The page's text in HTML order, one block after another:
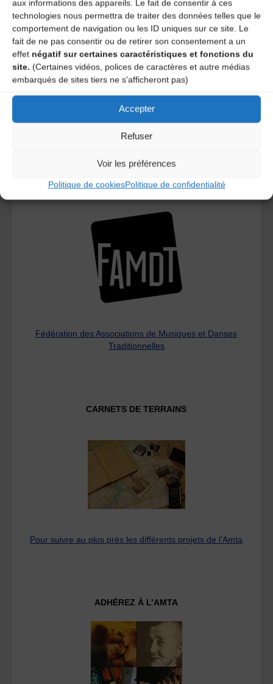
aux informations des appareils. Le fait de consentir à ces
technologies nous permettra de traiter des données telles que le
comportement de navigation ou les ID uniques sur ce site. Le
fait de ne pas consentir ou de retirer son consentement a un
effet négatif sur certaines caractéristiques et fonctions du
site. (Certaines vidéos, polices de caractères et autre médias
embarqués de sites tiers ne s'afficheront pas)
Accepter
Refuser
Voir les préférences
Politique de cookiesPolitique de confidentialité
Le distributeur des musiques Trad'
Fédération des Associations de Musiques et Danses
Traditionnelles
CARNETS DE TERRAINS
Pour suivre au plus près les différents projets de l’Amta
ADHÉREZ À L’AMTA